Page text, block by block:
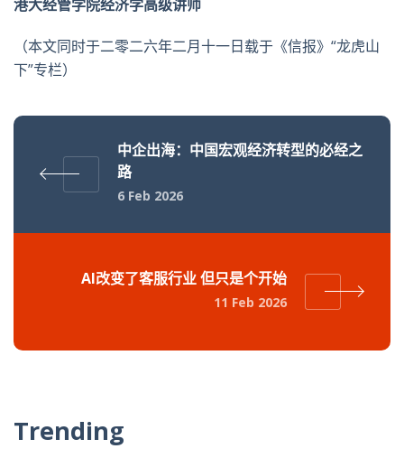
港大经管学院经济学高级讲师
（本文同时于二零二六年二月十一日载于《信报》“龙虎山
下”专栏）
中企出海：中国宏观经济转型的必经之
路
6 Feb 2026
AI改变了客服行业 但只是个开始
11 Feb 2026
Trending